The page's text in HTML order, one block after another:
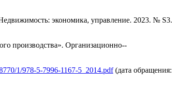
экономика, управление. 2023. № S3.
производства». Организационно-­
1/978-5-7996-1167-5_2014.pdf(дата обращения: